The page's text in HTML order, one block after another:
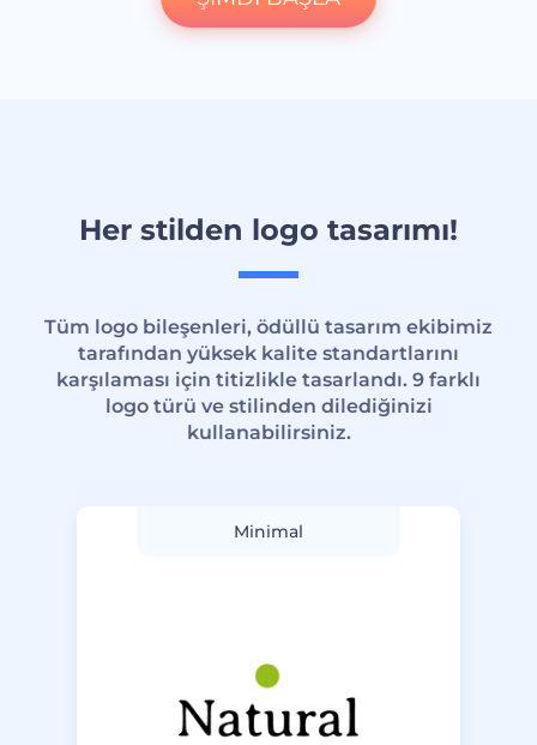
Her stilden logo tasarımı!
Tüm logo bileşenleri, ödüllü tasarım ekibimiz
tarafından yüksek kalite standartlarını
karşılaması için titizlikle tasarlandı. 9 farklı
logo türü ve stilinden dilediğinizi
kullanabilirsiniz.
Minimal